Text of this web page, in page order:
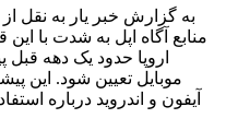
به گزارش خبر یار به نقل
منابع آگاه اپل به شدت با
اروپا حدود یک دهه
موبایل تعیین شود. این
آیفون و اندروید درباره